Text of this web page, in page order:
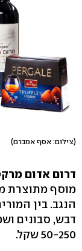
(צילום: אסף אמברם)
דרום אדום
מוסף מתוצרת
הנגב. בין
דבש, סבונים
50-250 שקל.